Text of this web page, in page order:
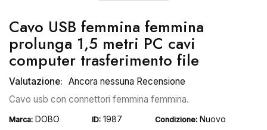
Cavo USB femmina femmina
prolunga 1,5 metri PC cavi
computer trasferimento file
Valutazione: Ancora nessuna Recensione
Cavo usb con connettori femmina femmina.
Marca: DOBO ID: 1987 Condizione: Nuovo